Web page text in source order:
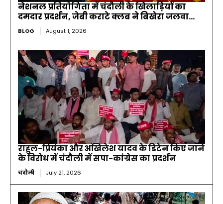
नेशनल प्रतियोगिता में चंदौली के खिलाड़ियों का
दमदार प्रदर्शन, जेबी कराटे क्लब ने बिखेरा जलवा…
BLOG August 1, 2026
राहुल-प्रियंका और अखिलेश यादव के डिटेन किए जाने
के विरोध में चंदौली में सपा-कांग्रेस का प्रदर्शन
चंदौली July 21, 2026